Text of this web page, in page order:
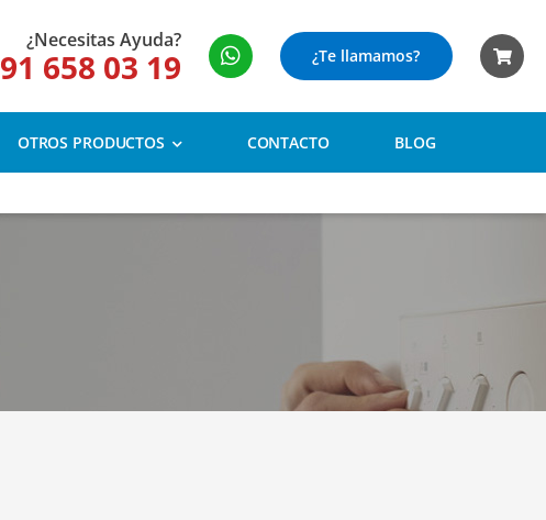
¿Necesitas Ayuda?
91 658 03 19 ¿Te llamamos?
OTROS PRODUCTOS CONTACTO BLOG